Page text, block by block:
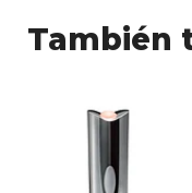
También